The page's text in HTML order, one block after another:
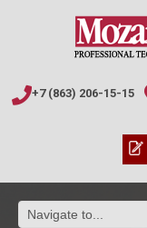
+7 (863) 206-15-15